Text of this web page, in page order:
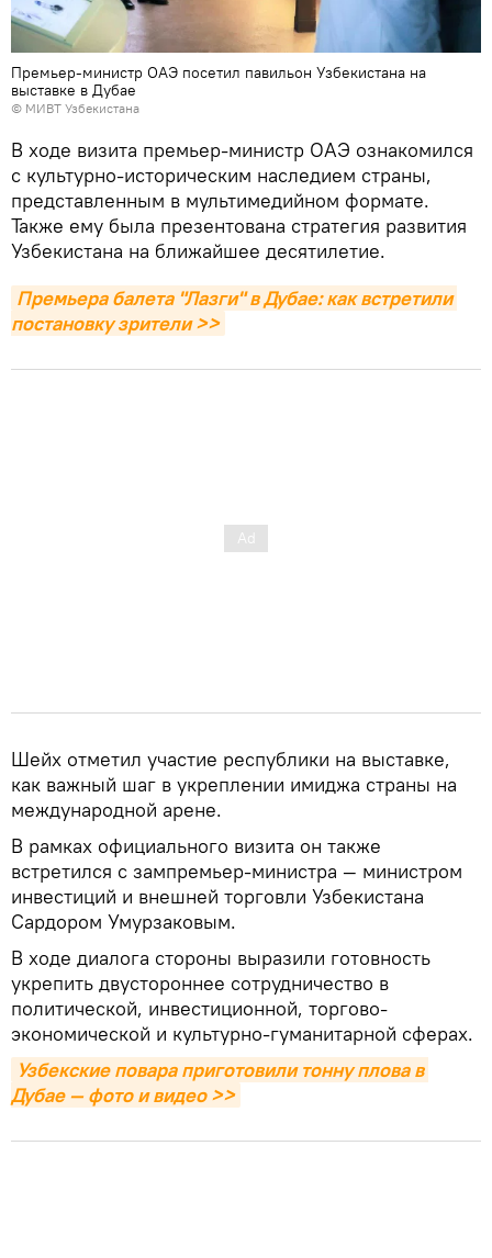
Премьер-министр ОАЭ посетил павильон Узбекистана на
выставке в Дубае
© МИВТ Узбекистана
В ходе визита премьер-министр ОАЭ ознакомился
с культурно-историческим наследием страны,
представленным в мультимедийном формате.
Также ему была презентована стратегия развития
Узбекистана на ближайшее десятилетие.
Премьера балета "Лазги" в Дубае: как встретили
постановку зрители >>
Шейх отметил участие республики на выставке,
как важный шаг в укреплении имиджа страны на
международной арене.
В рамках официального визита он также
встретился с зампремьер-министра — министром
инвестиций и внешней торговли Узбекистана
Сардором Умурзаковым.
В ходе диалога стороны выразили готовность
укрепить двустороннее сотрудничество в
политической, инвестиционной, торгово-
экономической и культурно-гуманитарной сферах.
Узбекские повара приготовили тонну плова в
Дубае — фото и видео >>